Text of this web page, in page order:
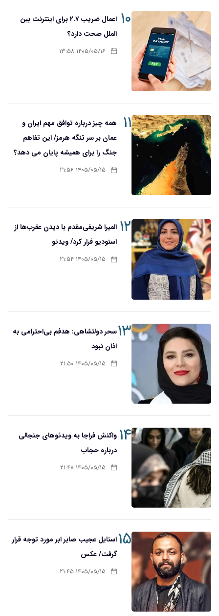
۱۰
اعمال ضریب ۲.۷ برای اینترنت بین
الملل صحت دارد؟
۱۴۰۵/۰۵/۱۶ ۱۳:۵۸
۱۱
همه چیز درباره توافق مهم ایران و
عمان بر سر تنگه هرمز/ این تفاهم
جنگ را برای همیشه پایان می دهد؟
۱۴۰۵/۰۵/۱۵ ۲۱:۵۶
۱۲ المیرا شریفی‌مقدم با دیدن عقرب‌ها از
استودیو فرار کرد/ ویدئو
۱۴۰۵/۰۵/۱۵ ۲۱:۵۴
۱۳سحر دولتشاهی: هدفم بی‌احترامی به
اذان نبود
۱۴۰۵/۰۵/۱۵ ۲۱:۵۰
۱۴ واکنش فراجا به ویدئوهای جنجالی
درباره حجاب
۱۴۰۵/۰۵/۱۵ ۲۱:۴۸
۱۵استایل عجیب صابر ابر مورد توجه قرار
گرفت/ عکس
۱۴۰۵/۰۵/۱۵ ۲۱:۴۵